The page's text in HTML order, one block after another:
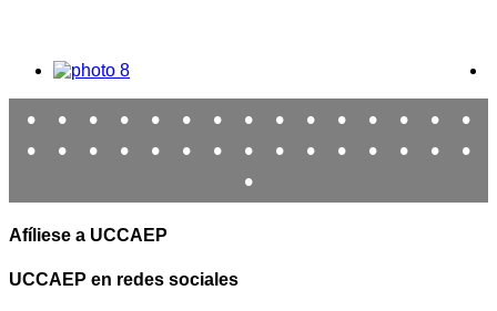
• • • • • • • • • • • • • •
•
•
• • • • • • • • • • • • •
•
•
Afíliese a UCCAEP
UCCAEP en redes sociales